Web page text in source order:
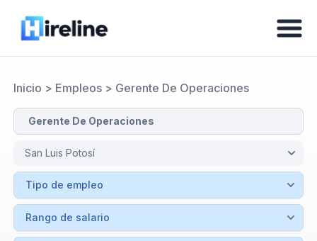
Inicio > Empleos> Gerente De Operaciones